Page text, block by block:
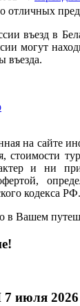
отличных
въезд в
могут
въезда.
на сайте
стоимости
и ни
кодекса РФ.
в Вашем
июля 2026